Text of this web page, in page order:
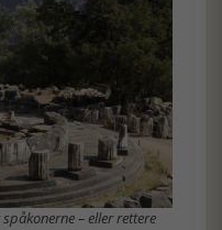
– eller rettere